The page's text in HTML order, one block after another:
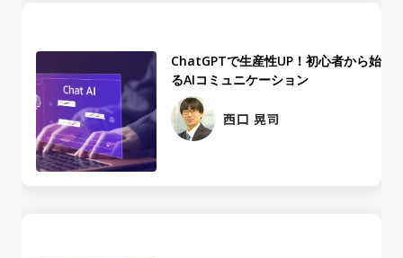
ChatGPTで生産性UP！初心者から始め
るAIコミュニケーション
西口 晃司